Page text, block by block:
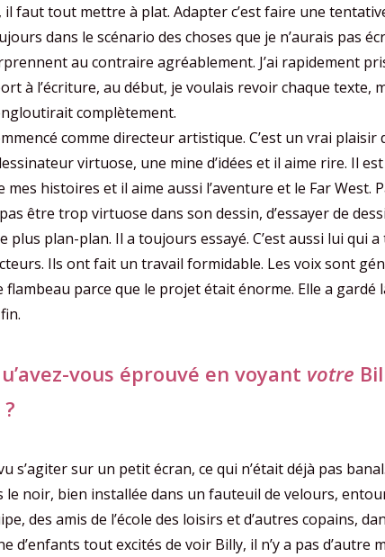
il faut tout mettre à plat. Adapter c’est faire une
dans le scénario des choses que je n’aurais pas
au contraire agréablement. J’ai rapidement
à l’écriture, au début, je voulais revoir chaque texte,
complètement.
comme directeur artistique. C’est un vrai plaisir
virtuose, une mine d’idées et il aime rire. Il est
mes histoires et il aime aussi l’aventure et le Far West.
être trop virtuose dans son dessin, d’essayer de
plus plan-plan. Il a toujours essayé. C’est aussi lui qui
Ils ont fait un travail formidable. Les voix sont
parce que le projet était énorme. Elle a gardé
vous éprouvé en voyant votre
vu s’agiter sur un petit écran, ce qui n’était déjà pas
le noir, bien installée dans un fauteuil de velours,
des amis de l’école des loisirs et d’autres copains,
d’enfants tout excités de voir Billy, il n’y a pas d’autre